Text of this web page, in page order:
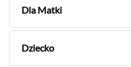
Dla Matki
Dziecko